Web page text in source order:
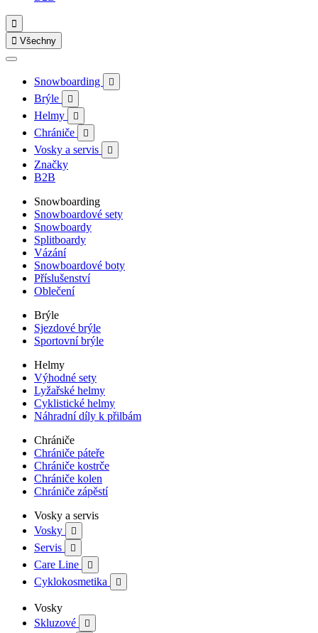

 Všechny
Snowboarding 
Brýle 
Helmy 
Chrániče 
Vosky a servis 
Značky
B2B
Snowboarding
Snowboardové sety
Snowboardy
Splitboardy
Vázání
Snowboardové boty
Příslušenství
Oblečení
Brýle
Sjezdové brýle
Sportovní brýle
Helmy
Výhodné sety
Lyžařské helmy
Cyklistické helmy
Náhradní díly k přilbám
Chrániče
Chrániče páteře
Chrániče kostrče
Chrániče kolen
Chrániče zápěstí
Vosky a servis
Vosky

Servis 
Care Line 
Cyklokosmetika 
Vosky
Skluzové
